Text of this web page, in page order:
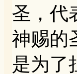
圣，代
神赐的
是为了